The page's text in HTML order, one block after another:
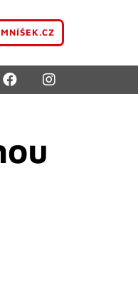
MNÍŠEK.CZ